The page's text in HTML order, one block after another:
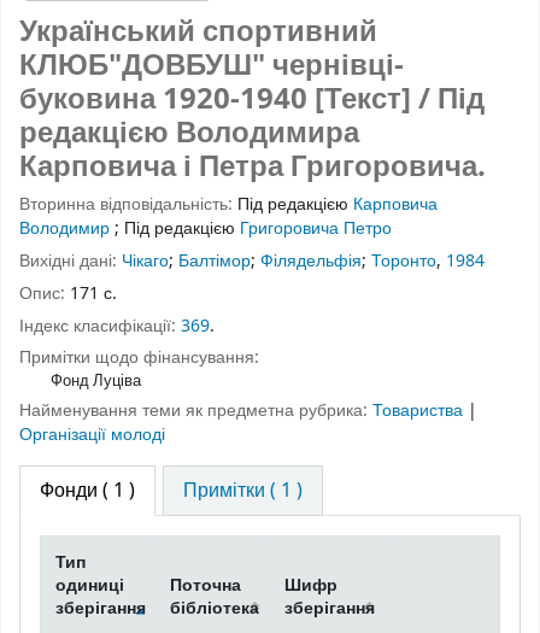
Український спортивний
КЛЮБ"ДОВБУШ" чернівці-
буковина 1920-1940 [Текст] / Під
редакцією Володимира
Карповича і Петра Григоровича.
Вторинна відповідальність: Під редакцією Карповича
Володимир; Під редакцією Григоровича Петро
Вихідні дані: Чікаго; Балтімор; Філядельфія; Торонто, 1984
Опис: 171 с.
Індекс класифікації: 369.
Примітки щодо фінансування:
Фонд Луціва
Найменування теми як предметна рубрика: Товариства |
Організації молоді
Фонди ( 1 ) Примітки ( 1 )
Тип
одиниці
зберігання
Поточна
бібліотека
Шифр
зберігання